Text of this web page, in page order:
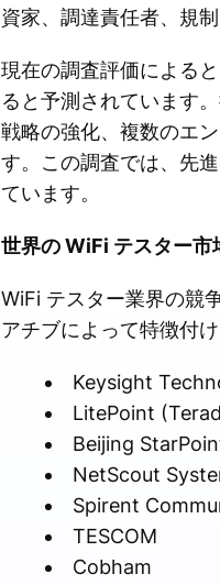
資家、調達責任者、規
現在の調査評価による
ると予測されています
戦略の強化、複数のエ
す。この調査では、先
ています。
世界の WiFi テスター市
WiFi テスター業界の競
アチブによって特徴付
Keysight
LitePoint
Beijing
NetScout
Spirent
TESCOM
Cobham